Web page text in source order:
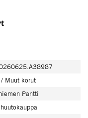
Muut korut
Pantti